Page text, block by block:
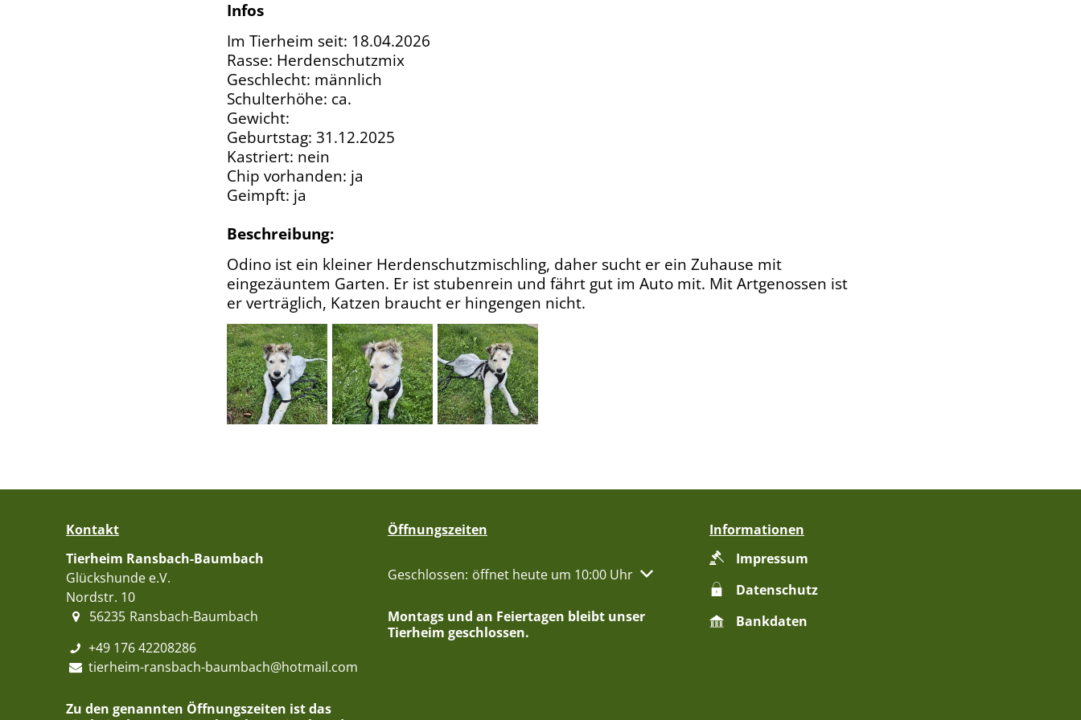
Infos
Im Tierheim seit: 18.04.2026
Rasse: Herdenschutzmix
Geschlecht: männlich
Schulterhöhe: ca.
Gewicht:
Geburtstag: 31.12.2025
Kastriert: nein
Chip vorhanden: ja
Geimpft: ja
Beschreibung:
Odino ist ein kleiner Herdenschutzmischling, daher sucht er ein Zuhause mit
eingezäuntem Garten. Er ist stubenrein und fährt gut im Auto mit. Mit Artgenossen ist
er verträglich, Katzen braucht er hingengen nicht.
Kontakt
Tierheim Ransbach-Baumbach
Glückshunde e.V.
Nordstr. 10
56235 Ransbach-Baumbach
+49 176 42208286
tierheim-ransbach-baumbach@hotmail.com
Zu den genannten Öffnungszeiten ist das
Öffnungszeiten
Klicken, um weitere Öffnungs- oder Schließzeiten auszublenden
Geschlossen: öffnet heute um 10:00 Uhr
Montags und an Feiertagen bleibt unser
Tierheim geschlossen.
Informationen
Impressum
Datenschutz
Bankdaten